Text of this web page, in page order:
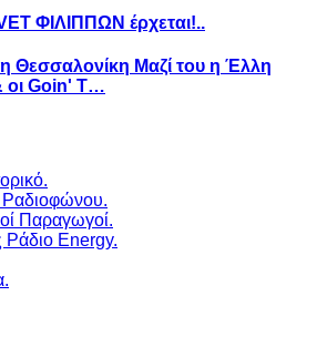
ΦΙΛΙΠΠΩΝ έρχεται!..
Θεσσαλονίκη Μαζί του η Έλλη
οι Goin' T…
Παραγωγοί.
Ράδιο Energy.